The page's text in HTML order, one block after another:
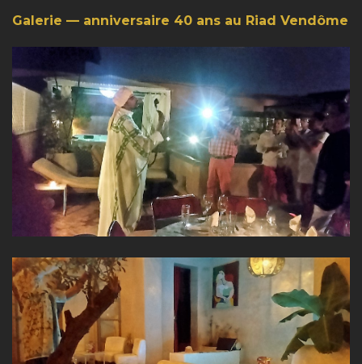
Galerie — anniversaire 40 ans au Riad Vendôme